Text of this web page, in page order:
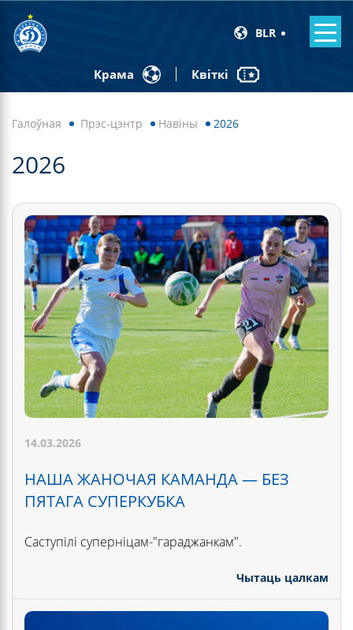
BLR
Крама Квіткі
Галоўная Прэс-цэнтр Навiны 2026
2026
14.03.2026
НАША ЖАНОЧАЯ КАМАНДА — БЕЗ
ПЯТАГА СУПЕРКУБКА
Саступілі суперніцам-"гараджанкам".
Чытаць цалкам